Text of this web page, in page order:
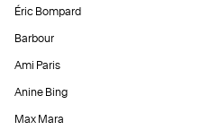
Éric Bompard
Barbour
Ami Paris
Anine Bing
Max Mara